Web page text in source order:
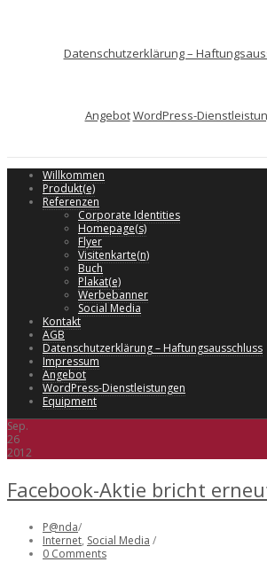
Datenschutzerklärung –
AngebotWordPress-
Willkommen
Produkt(e)
Referenzen
Corporate Identities
Homepage(s)
Flyer
Visitenkarte(n)
Buch
Plakat(e)
Werbebanner
Social Media
Kontakt
AGB
Datenschutzerklärung – Haftungsausschluss
Impressum
Angebot
WordPress-Dienstleistungen
Equipment
Sep.
26
2012
Facebook-Aktie bricht
P@nda/
Internet, Social Media /
0 Comments